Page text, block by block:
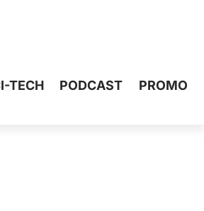
TECH PODCAST
PROMO